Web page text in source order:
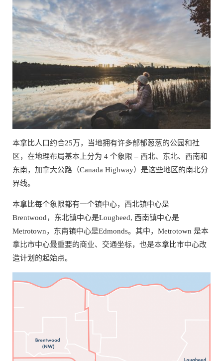
本拿比人口约合25万，当地拥有许多郁郁葱葱的公园和社
区，在地理布局基本上分为 4 个象限 – 西北、东北、西南和
东南，加拿大公路（Canada Highway）是这些地区的南北分
界线。
本拿比每个象限都有一个镇中心，西北镇中心是
Brentwood，东北镇中心是Lougheed, 西南镇中心是
Metrotown，东南镇中心是Edmonds。其中，Metrotown 是本
拿比市中心最重要的商业、交通坐标，也是本拿比市中心改
造计划的起始点。